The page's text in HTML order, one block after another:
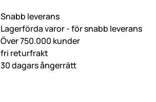
Snabb leverans
Lagerförda varor - för snabb leverans
Över 750.000 kunder
fri returfrakt
30 dagars ångerrätt